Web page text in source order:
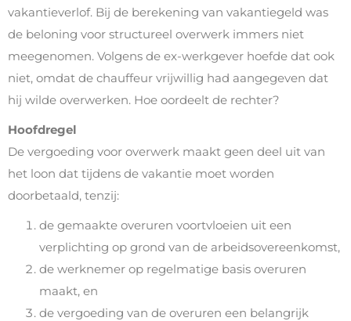
vakantieverlof. Bij de berekening van vakantiegeld was
de beloning voor structureel overwerk immers niet
meegenomen. Volgens de ex-werkgever hoefde dat ook
niet, omdat de chauffeur vrijwillig had aangegeven dat
hij wilde overwerken. Hoe oordeelt de rechter?
Hoofdregel
De vergoeding voor overwerk maakt geen deel uit van
het loon dat tijdens de vakantie moet worden
doorbetaald, tenzij:
de gemaakte overuren voortvloeien uit een
verplichting op grond van de arbeidsovereenkomst,
de werknemer op regelmatige basis overuren
maakt, en
de vergoeding van de overuren een belangrijk